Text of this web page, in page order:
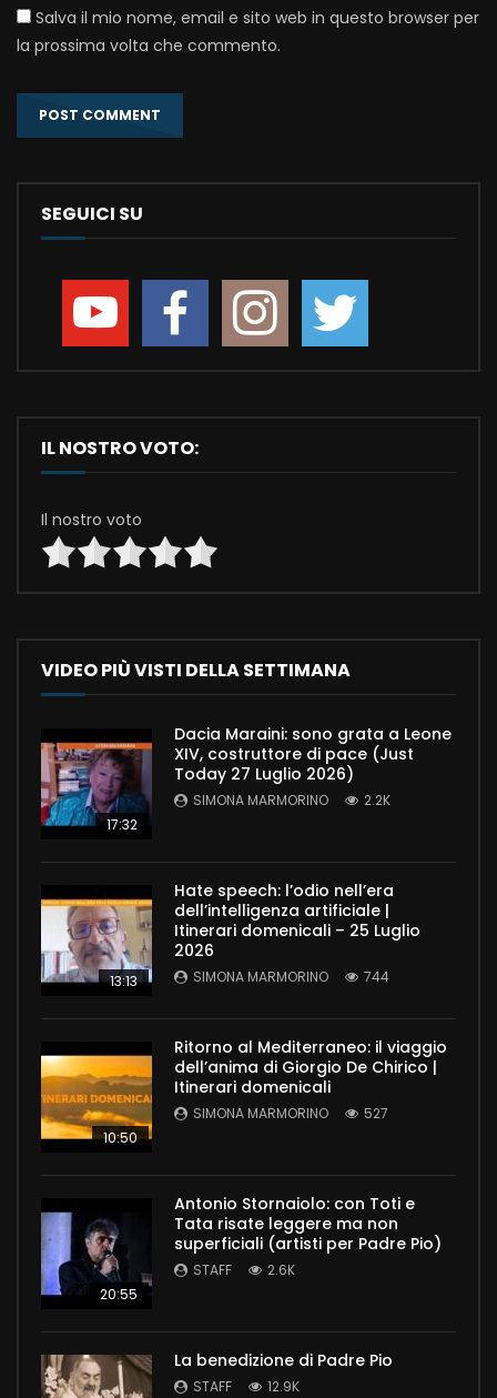
Salva il mio nome, email e sito web in questo browser per
la prossima volta che commento.
SEGUICI SU
IL NOSTRO VOTO:
Il nostro voto
VIDEO PIÙ VISTI DELLA SETTIMANA
17:32
Dacia Maraini: sono grata a Leone
XIV, costruttore di pace (Just
Today 27 Luglio 2026)
SIMONA MARMORINO 2.2K
13:13
Hate speech: l’odio nell’era
dell’intelligenza artificiale |
Itinerari domenicali – 25 Luglio
2026
SIMONA MARMORINO 744
10:50
Ritorno al Mediterraneo: il viaggio
dell’anima di Giorgio De Chirico |
Itinerari domenicali
SIMONA MARMORINO 527
20:55
Antonio Stornaiolo: con Toti e
Tata risate leggere ma non
superficiali (artisti per Padre Pio)
STAFF 2.6K
La benedizione di Padre Pio
STAFF 12.9K